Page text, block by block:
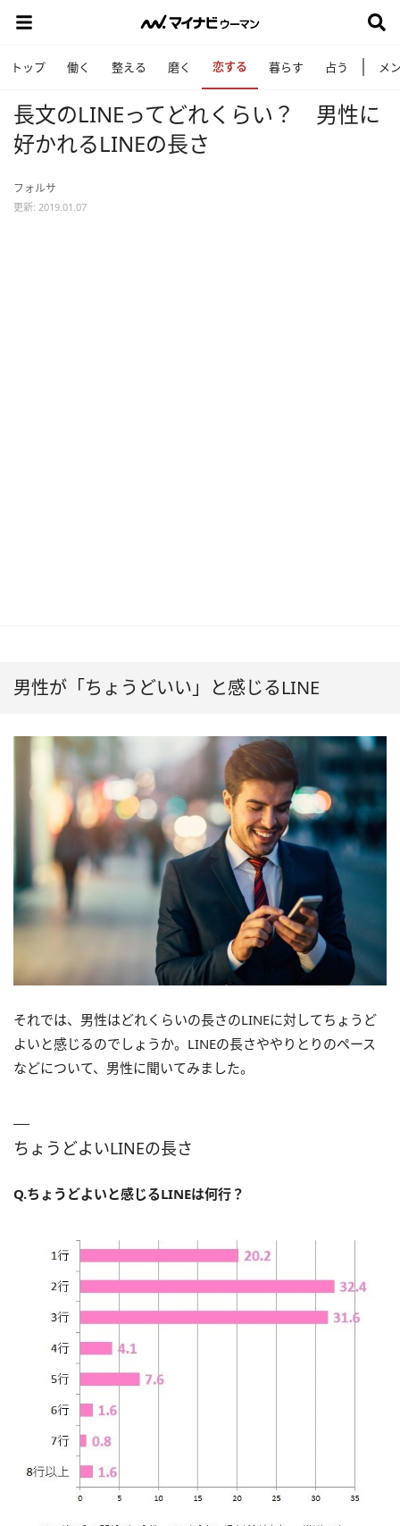
トップ 働く 整える 磨く 恋する 暮らす 占う メ
長文のLINEってどれくらい？ 男性に
好かれるLINEの長さ
フォルサ
更新: 2019.01.07
男性が「ちょうどいい」と感じるLINE
それでは、男性はどれくらいの長さのLINEに対してちょうど
よいと感じるのでしょうか。LINEの長さややりとりのペース
などについて、男性に聞いてみました。
ちょうどよいLINEの長さ
Q.ちょうどよいと感じるLINEは何行？